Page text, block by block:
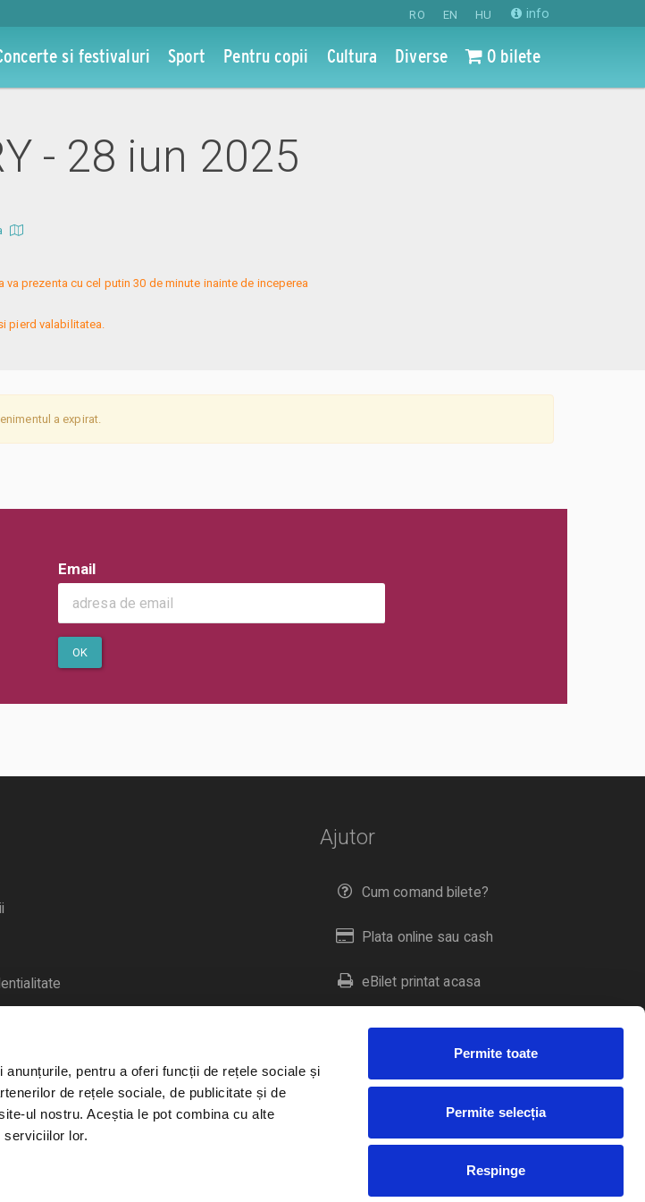
pentru a oferi funcții de rețele sociale și
de rețele sociale, de publicitate și de
ul nostru. Aceștia le pot combina cu alte
lor.
Permite toate
Permite selecția
Respinge
RO EN HU info
si festivaluri Sport Pentru copii Cultura Diverse 0 bilete
- 28 iun 2025
prezenta cu cel putin 30 de minute inainte de inceperea
a expirat.
Email
OK
Ajutor
Cum comand bilete?
Plata online sau cash
eBilet printat acasa
Livrare prin curier
Duplicare bilete